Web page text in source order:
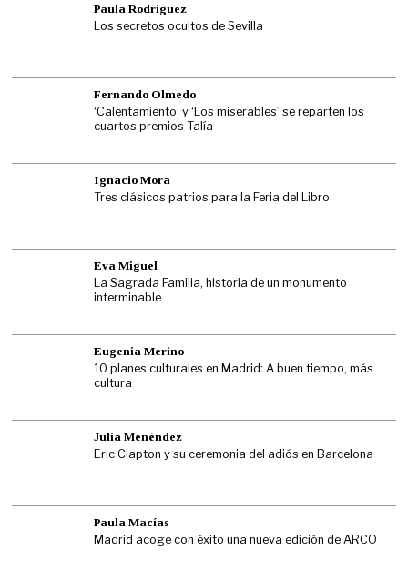
Paula Rodríguez
Los secretos ocultos de Sevilla
Fernando Olmedo
‘Calentamiento’ y ‘Los miserables’ se reparten los
cuartos premios Talía
Ignacio Mora
Tres clásicos patrios para la Feria del Libro
Eva Miguel
La Sagrada Familia, historia de un monumento
interminable
Eugenia Merino
10 planes culturales en Madrid: A buen tiempo, más
cultura
Julia Menéndez
Eric Clapton y su ceremonia del adiós en Barcelona
Paula Macías
Madrid acoge con éxito una nueva edición de ARCO